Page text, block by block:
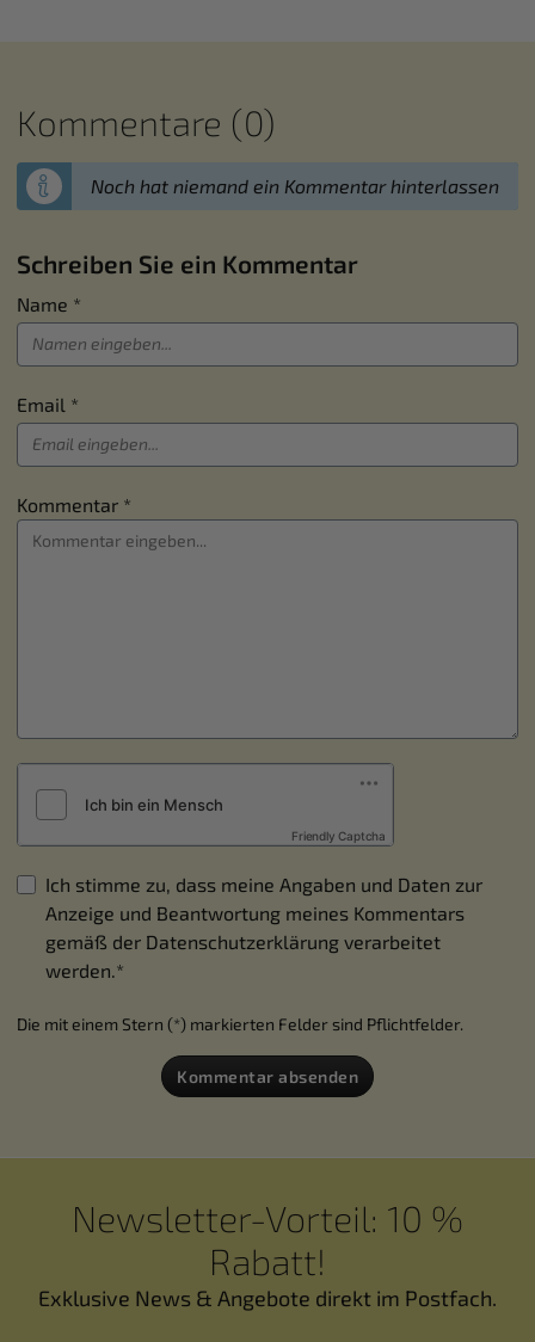
Kommentare (0)
Noch hat niemand ein Kommentar hinterlassen
Schreiben Sie ein Kommentar
Name *
Email *
Kommentar *
Friendly Captcha
Ich stimme zu, dass meine Angaben und Daten zur
Anzeige und Beantwortung meines Kommentars
gemäß der Datenschutzerklärung verarbeitet
werden.*
Die mit einem Stern (*) markierten Felder sind Pflichtfelder.
Kommentar absenden
Newsletter-Vorteil: 10 %
Rabatt!
Exklusive News & Angebote direkt im Postfach.